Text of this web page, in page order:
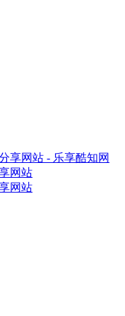
网站
网站